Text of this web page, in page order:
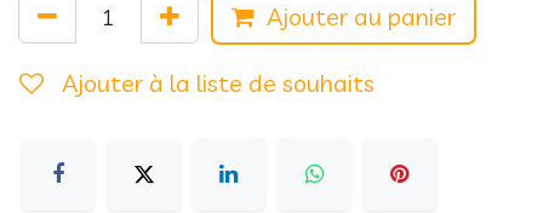
Ajouter au panier
Ajouter à la liste de souhaits